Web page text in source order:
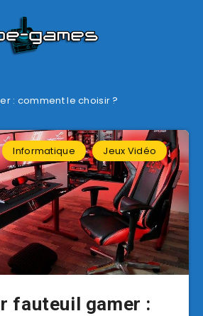
: comment le choisir ?
Informatique
Jeux Vidéo
fauteuil gamer :